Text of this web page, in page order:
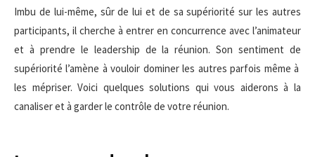
Imbu de lui-même, sûr de lui et de sa supériorité sur les autres
participants, il cherche à entrer en concurrence avec l’animateur
et à prendre le leadership de la réunion. Son sentiment de
supériorité l’amène à vouloir dominer les autres parfois même à
les mépriser. Voici quelques solutions qui vous aiderons à la
canaliser et à garder le contrôle de votre réunion.